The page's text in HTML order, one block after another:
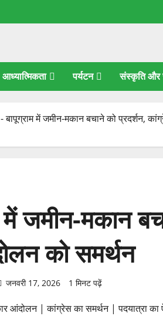
आध्यात्मिकता पर्यटन संस्कृति और
-बापूग्राम में जमीन-मकान बचाने को प्रदर्शन,
में जमीन-मकान
को समर्थन
जनवरी 17, 2026 1 मिनट पढ़ें